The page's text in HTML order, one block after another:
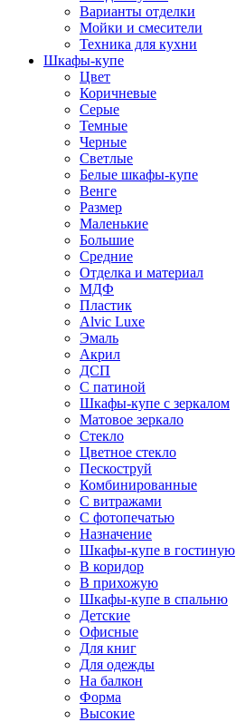
Варианты отделки
Мойки и смесители
Техника для кухни
Шкафы-купе
Цвет
Коричневые
Серые
Темные
Черные
Светлые
Белые шкафы-купе
Венге
Размер
Маленькие
Большие
Средние
Отделка и материал
МДФ
Пластик
Alvic Luxe
Эмаль
Акрил
ДСП
С патиной
Шкафы-купе с зеркалом
Матовое зеркало
Стекло
Цветное стекло
Пескоструй
Комбинированные
С витражами
С фотопечатью
Назначение
Шкафы-купе в гостиную
В коридор
В прихожую
Шкафы-купе в спальню
Детские
Офисные
Для книг
Для одежды
На балкон
Форма
Высокие